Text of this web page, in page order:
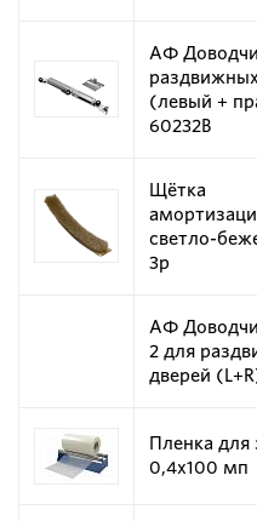
АФ
(левый +
60232B
Щётка
светло-
3p
АФ
2 для
дверей
Пленка для
0,4х100 мп